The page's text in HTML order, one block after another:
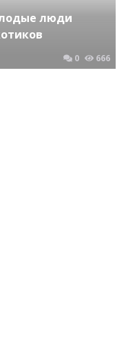
люди
0 666